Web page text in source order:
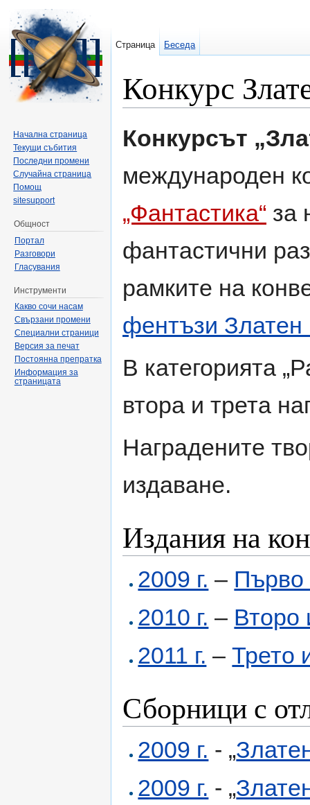
Конкурс
Конкурсът
международен
„Фантастика“ за
фантастични
рамките на
фентъзи Златен
В категорията
втора и трета
Наградените
издаване.
Издания на
2009 г. – Първо
2010 г. – Второ
2011 г. –Трето
Сборници с
2009 г. - „
2009 г. - „
Страница Беседа
Начална страница
Текущи събития
Последни промени
Случайна страница
Помощ
sitesupport
Общност
Портал
Разговори
Гласувания
Инструменти
Какво сочи насам
Свързани промени
Специални страници
Версия за печат
Постоянна препратка
Информация за
страницата